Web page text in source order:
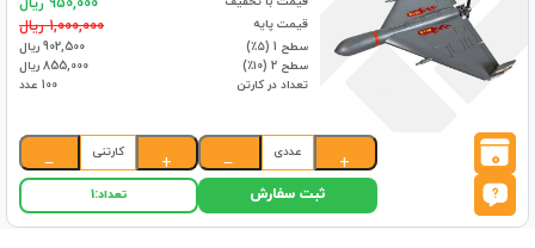
950,000 ریال
قیمت پایه 1,000,000 ریال
سطح 1 (۵٪)
902,500 ریال
سطح 2 (۱۰٪)
855,000 ریال
تعداد در کارتن
100 عدد
0
+
عددی
−
+
کارتنی
−
ثبت سفارش تعداد:1